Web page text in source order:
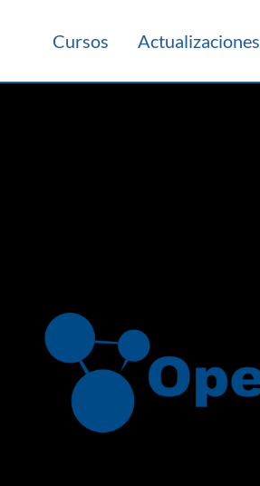
Cursos Actualizaciones